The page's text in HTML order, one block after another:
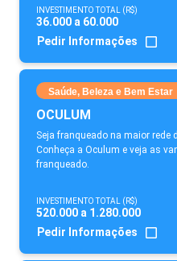
INVESTIMENTO TOTAL (R$)
36.000 a 60.000
Pedir Informações
Saúde, Beleza e Bem Estar
OCULUM
Seja franqueado na maior rede
Conheça a Oculum e veja as
franqueado.
INVESTIMENTO TOTAL (R$)
520.000 a 1.280.000
Pedir Informações